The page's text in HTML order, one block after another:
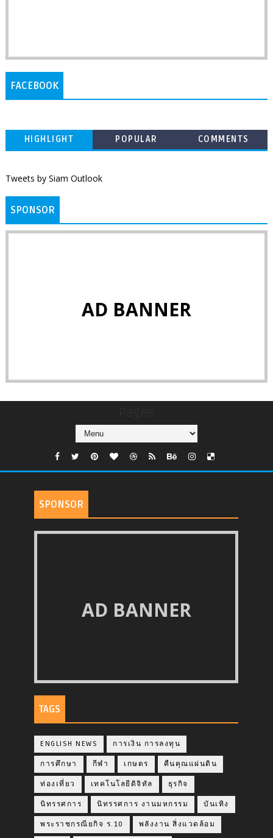
FACEBOOK
HIGHLIGHT POPULAR COMMENTS
Tweets by Siam Outlook
SPONSOR
AD BANNER
SPONSOR
AD BANNER
TAGS
ENGLISH NEWS การเงิน การลงทุน
การศึกษา กีฬา เกษตร คืนคุณแผ่นดิน
ท่องเที่ยว เทคโนโลยีดิจิทัล ธุรกิจ
นิทรรศการ นิทรรศการ งานมหกรรม บันเทิง
พระราชกรณียกิจ ร.10 พลังงาน สิ่งแวดล้อม